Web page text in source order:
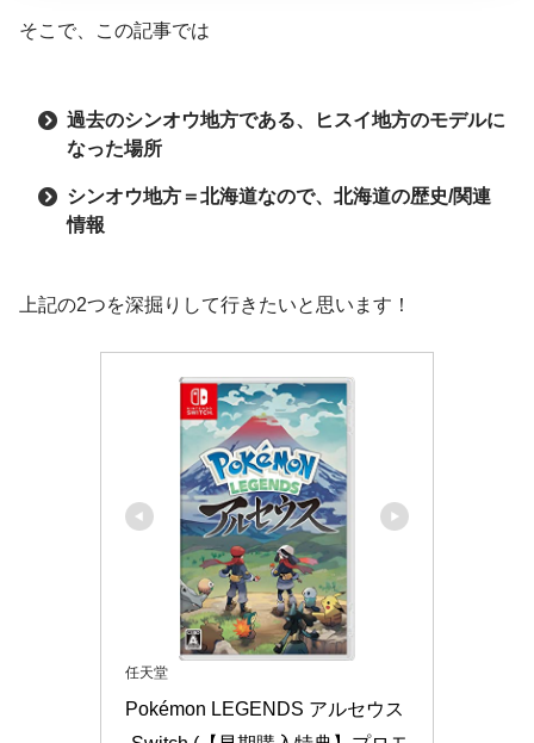
そこで、この記事では
過去のシンオウ地方である、ヒスイ地方のモデルに
なった場所
シンオウ地方＝北海道なので、北海道の歴史/関連
情報
上記の2つを深掘りして行きたいと思います！
任天堂
Pokémon LEGENDS アルセウス